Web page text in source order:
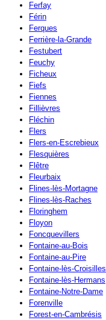
Ferfay
Férin
Ferques
Ferrière-la-Grande
Festubert
Feuchy
Ficheux
Fiefs
Fiennes
Fillièvres
Fléchin
Flers
Flers-en-Escrebieux
Flesquières
Flêtre
Fleurbaix
Flines-lès-Mortagne
Flines-lès-Raches
Floringhem
Floyon
Foncquevillers
Fontaine-au-Bois
Fontaine-au-Pire
Fontaine-lès-Croisilles
Fontaine-lès-Hermans
Fontaine-Notre-Dame
Forenville
Forest-en-Cambrésis